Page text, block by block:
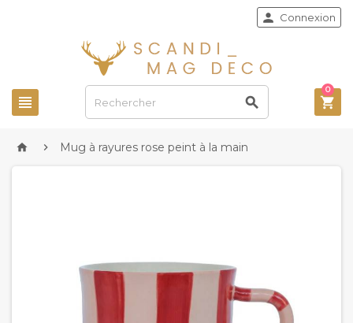
 
 Connexion

0
  Mug à rayures rose peint à la main